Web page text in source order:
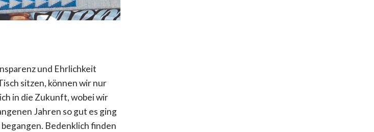
und Ehrlichkeit
sitzen, können wir nur
in die Zukunft, wobei wir
Jahren so gut es ging
Bedenklich finden